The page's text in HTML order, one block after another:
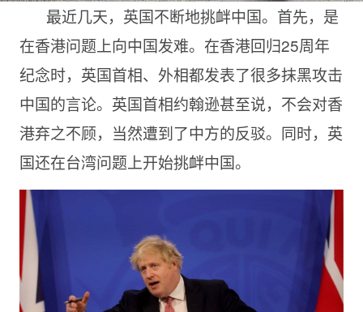
最近几天，英国不断地挑衅中国。首先，是
在香港问题上向中国发难。在香港回归25周年
纪念时，英国首相、外相都发表了很多抹黑攻击
中国的言论。英国首相约翰逊甚至说，不会对香
港弃之不顾，当然遭到了中方的反驳。同时，英
国还在台湾问题上开始挑衅中国。